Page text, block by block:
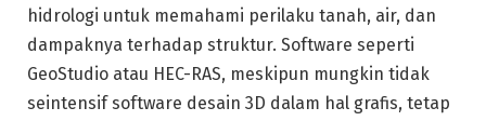
hidrologi untuk memahami perilaku tanah, air, dan
dampaknya terhadap struktur. Software seperti
GeoStudio atau HEC-RAS, meskipun mungkin tidak
seintensif software desain 3D dalam hal grafis, tetap